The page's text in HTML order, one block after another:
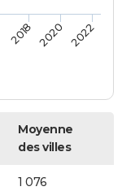
2018 2020 2022
Moyenne
des villes
1 076